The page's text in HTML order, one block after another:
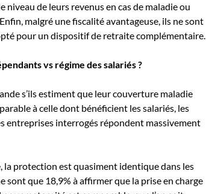
niveau de leurs revenus en cas de maladie ou
malgré une fiscalité avantageuse, ils ne sont
pour un dispositif de retraite complémentaire.
vs régime des salariés ?
s’ils estiment que leur couverture maladie
à celle dont bénéficient les salariés, les
entreprises interrogés répondent massivement
la protection est quasiment identique dans les
sont que 18,9% à affirmer que la prise en charge